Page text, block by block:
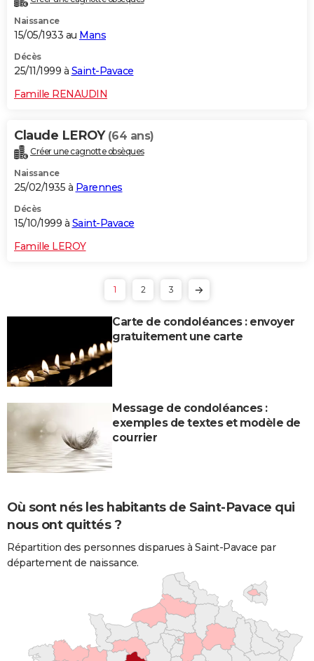
Naissance
15/05/1933 au Mans
Décès
25/11/1999 à Saint-Pavace
Famille RENAUDIN
Claude LEROY (64 ans)
Créer une cagnotte obsèques
Naissance
25/02/1935 à Parennes
Décès
15/10/1999 à Saint-Pavace
Famille LEROY
1 2 3
Carte de condoléances : envoyer
gratuitement une carte
Message de condoléances :
exemples de textes et modèle de
courrier
Où sont nés les habitants de Saint-Pavace qui
nous ont quittés ?
Répartition des personnes disparues à Saint-Pavace par
département de naissance.